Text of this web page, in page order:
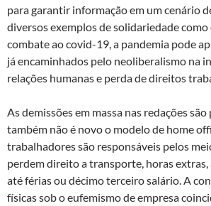
para garantir informação em um cenário
diversos exemplos de solidariedade
combate ao covid-19, a pandemia pode
já encaminhados pelo neoliberalismo na
relações humanas e perda de direitos
As demissões em massa nas redações
também não é novo o modelo de home
trabalhadores são responsáveis pelos
perdem direito a transporte, horas extras,
até férias ou décimo terceiro salário. A
físicas sob o eufemismo de empresa